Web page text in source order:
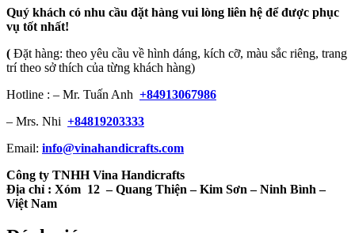
Quý khách có nhu cầu đặt hàng vui lòng liên hệ để được phục
vụ tốt nhất!
( Đặt hàng: theo yêu cầu về hình dáng, kích cỡ, màu sắc riêng, trang
trí theo sở thích của từng khách hàng)
Hotline : – Mr. Tuấn Anh +84913067986
– Mrs. Nhi +84819203333
Email: info@vinahandicrafts.com
Công ty TNHH Vina Handicrafts
Địa chỉ : Xóm 12 – Quang Thiện – Kim Sơn – Ninh Bình –
Việt Nam